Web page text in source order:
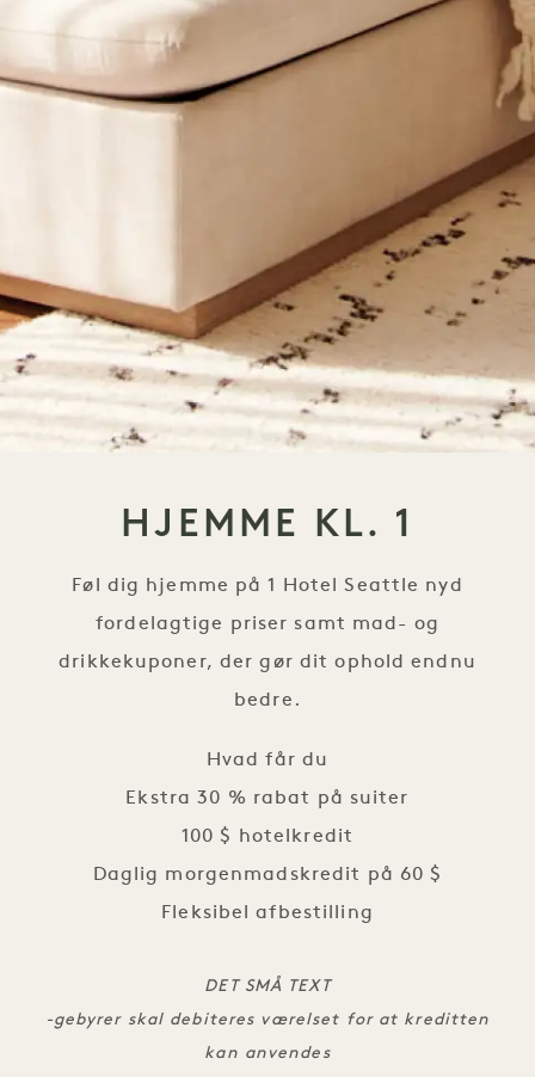
HJEMME KL. 1
Føl dig hjemme på 1 Hotel Seattle nyd
fordelagtige priser samt mad- og
drikkekuponer, der gør dit ophold endnu
bedre.
Hvad får du
Ekstra 30 % rabat på suiter
100 $ hotelkredit
Daglig morgenmadskredit på 60 $
Fleksibel afbestilling
DET SMÅ TEXT
-gebyrer skal debiteres værelset for at kreditten
kan anvendes